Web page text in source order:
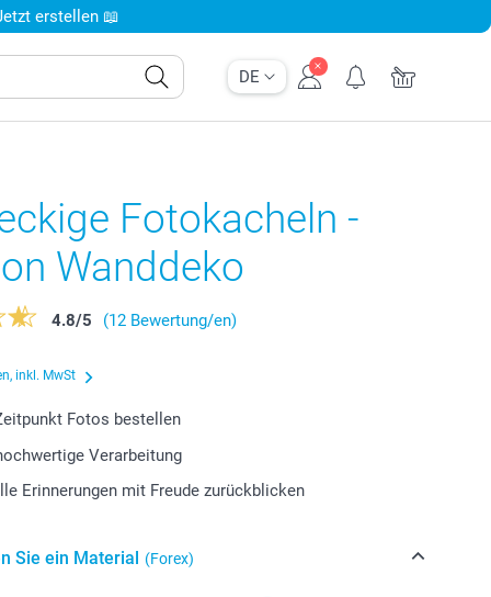
DE
erstellen 📖
Fotokacheln -
Wanddeko
4.8/5 (12 Bewertung/en)
inkl. MwSt
Fotos bestellen
Verarbeitung
Erinnerungen mit Freude zurückblicken
Sie ein Material (Forex)